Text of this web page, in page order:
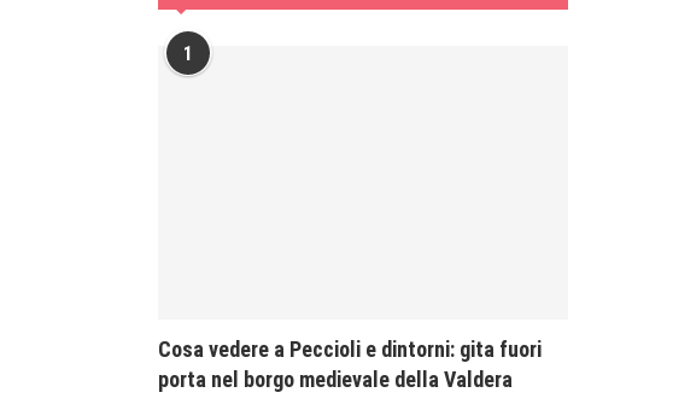
1
Cosa vedere a Peccioli e dintorni: gita fuori
porta nel borgo medievale della Valdera